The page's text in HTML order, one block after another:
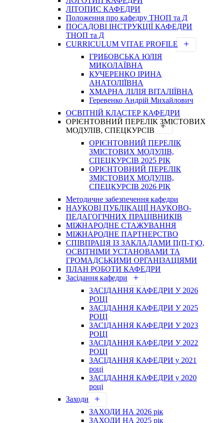
ЛІТОПИС КАФЕДРИ
Положення про кафедру ТНОП та Д
ПОСАДОВІ ІНСТРУКЦІЇ КАФЕДРИ
ТНОП та Д
CURRICULUM VITAE PROFILE
ГРИБОВСЬКА ЮЛІЯ
МИКОЛАЇВНА
КУЧЕРЕНКО ІРИНА
АНАТОЛІЇВНА
ХМАРНА ЛІЛІЯ ВІТАЛІЇВНА
Геревенко Андрій Михайлович
ОСВІТНІЙ КЛАСТЕР КАФЕДРИ
ОРІЄНТОВНИЙ ПЕРЕЛІК ЗМІСТОВИХ
МОДУЛІВ, СПЕЦКУРСІВ
ОРІЄНТОВНИЙ ПЕРЕЛІК
ЗМІСТОВИХ МОДУЛІВ,
СПЕЦКУРСІВ 2025 РІК
ОРІЄНТОВНИЙ ПЕРЕЛІК
ЗМІСТОВИХ МОДУЛІВ,
СПЕЦКУРСІВ 2026 РІК
Методичне забезпечення кафедри
НАУКОВІ ПУБЛІКАЦІЇ НАУКОВО-
ПЕДАГОГІЧНИХ ПРАЦІВНИКІВ
МІЖНАРОДНЕ СТАЖУВАННЯ
МІЖНАРОДНЕ ПАРТНЕРСТВО
СПІВПРАЦЯ ІЗ ЗАКЛАДАМИ П(П-Т)О,
ОСВІТНІМИ УСТАНОВАМИ ТА
ГРОМАДСЬКИМИ ОРГАНІЗАЦІЯМИ
ПЛАН РОБОТИ КАФЕДРИ
Засідання кафедри
ЗАСІДАННЯ КАФЕДРИ У 2026
РОЦІ
ЗАСІДАННЯ КАФЕДРИ У 2025
РОЦІ
ЗАСІДАННЯ КАФЕДРИ У 2023
РОЦІ
ЗАСІДАННЯ КАФЕДРИ У 2022
РОЦІ
ЗАСІДАННЯ КАФЕДРИ у 2021
році
ЗАСІДАННЯ КАФЕДРИ у 2020
році
Заходи
ЗАХОДИ НА 2026 рік
ЗАХОДИ НА 2025 рік